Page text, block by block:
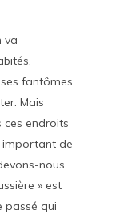
va
fantômes
Mais
ces endroits
important de
nous
» est
passé qui